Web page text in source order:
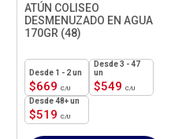
ATÚN COLISEO
DESMENUZADO EN AGUA
170GR (48)
$669
1 - 2un
$549
3 - 47
un
$519
48+ un